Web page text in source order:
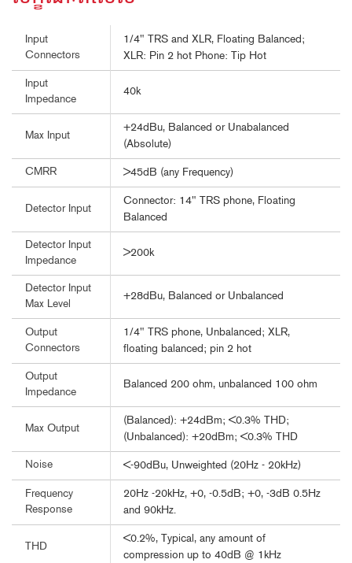
Input
Connectors
1/4" TRS and XLR, Floating Balanced;
XLR: Pin 2 hot Phone: Tip Hot
Input
Impedance
40k
Max Input
+24dBu, Balanced or Unabalanced
(Absolute)
CMRR >45dB (any Frequency)
Detector Input
Connector: 14" TRS phone, Floating
Balanced
Detector Input
Impedance
>200k
Detector Input
Max Level
+28dBu, Balanced or Unbalanced
Output
Connectors
1/4" TRS phone, Unbalanced; XLR,
floating balanced; pin 2 hot
Output
Impedance
Balanced 200 ohm, unbalanced 100 ohm
Max Output
(Balanced): +24dBm; <0.3% THD;
(Unbalanced): +20dBm; <0.3% THD
Noise <-90dBu, Unweighted (20Hz - 20kHz)
Frequency
Response
20Hz -20kHz, +0, -0.5dB; +0, -3dB 0.5Hz
and 90kHz.
THD
<0.2%, Typical, any amount of
compression up to 40dB @ 1kHz